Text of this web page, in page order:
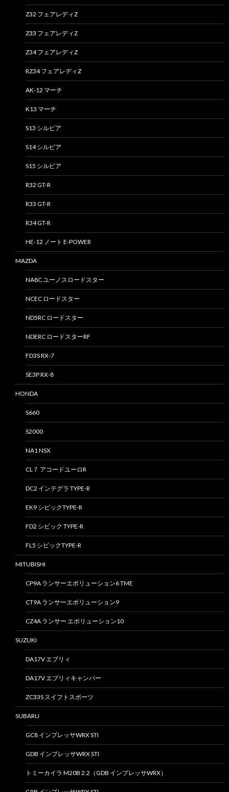
Z32 フェアレディZ
Z33 フェアレディZ
Z34 フェアレディZ
RZ34 フェアレディZ
AK-12 マーチ
K13 マーチ
S13 シルビア
S14 シルビア
S15 シルビア
R32 GT-R
R33 GT-R
R34 GT-R
HE-12 ノート E-POWER
MAZDA
NA8C ユーノスロードスター
NCEC ロードスター
ND5RC ロードスター
NDERC ロードスターRF
FD3S RX-7
SE3P RX-8
HONDA
S660
S2000
NA1 NSX
CL７ アコードユーロR
DC2 インテグラ TYPE-R
EK9 シビックTYPE-R
FD2 シビック TYPE-R
FL5 シビックTYPE-R
MITUBISHI
CP9A ランサーエボリューション6 TME
CT9A ランサーエボリューション9
CZ4A ランサー エボリューション10
SUZUKI
DA17V エブリィ
DA17V エブリィキャンパー
ZC33S スイフトスポーツ
SUBARU
GC8 インプレッサWRX STI
GDB インプレッサWRX STI
トミーカイラ M20B 2.2（GDB インプレッサWRX）